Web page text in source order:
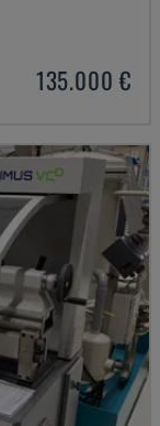
135.000 €